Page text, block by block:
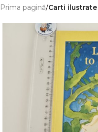
Prima pagină Carti ilustrate